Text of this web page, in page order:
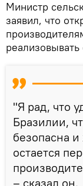
Министр
заявил, что
"Я рад, что
Бразилии,
безопасна и
остается
– сказал он.